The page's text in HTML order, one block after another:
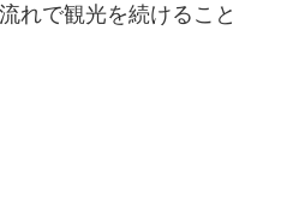
れで観光を続けること